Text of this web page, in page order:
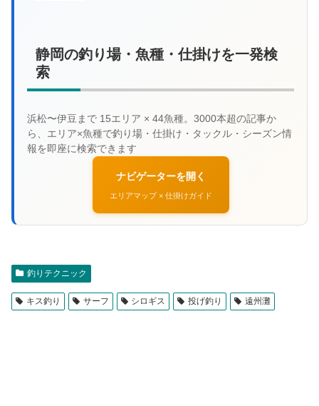
静岡の釣り場・魚種・仕掛けを一発検
索
ナビゲーターを開く
エリアマップ × 仕掛けガイド
釣りテクニック
キス釣り サーフ シロギス 投げ釣り 遠州灘